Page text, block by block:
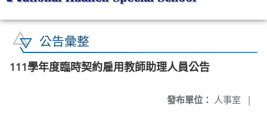
公告彙整
111學年度臨時契約雇用教師助理人員公告
發布單位： 人事室 |